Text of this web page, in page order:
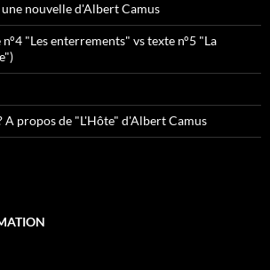
nouvelle d'Albert Camus
"Les enterrements" vs texte n°5 "La
A propos de "L'Hôte" d'Albert Camus